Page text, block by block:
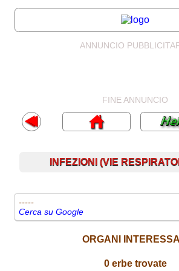
ANNUNCIO
FINE ANNUNCIO
INFEZIONI (VIE
-----
Cerca su Google
ORGANI
0 erbe trovate